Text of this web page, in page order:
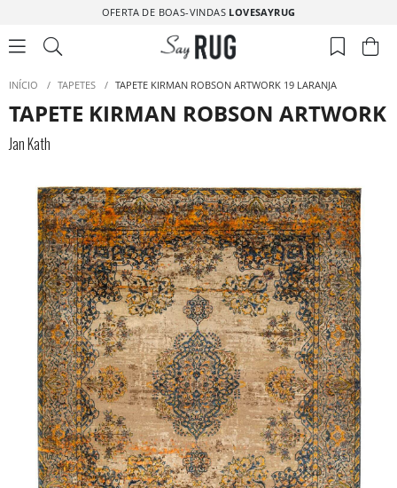
OFERTA DE BOAS-VINDAS LOVESAYRUG
INÍCIO / TAPETES / TAPETE KIRMAN ROBSON ARTWORK 19 LARANJA
TAPETE KIRMAN ROBSON ARTWORK
Jan Kath